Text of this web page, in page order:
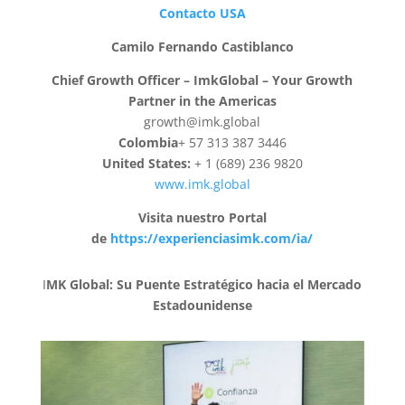
Contacto USA
Camilo Fernando Castiblanco
Chief Growth Officer – ImkGlobal – Your Growth
Partner in the Americas
growth@imk.global
Colombia+ 57 313 387 3446
United States: + 1 (689) 236 9820
www.imk.global
Visita nuestro Portal
de https://experienciasimk.com/ia/
IMK Global: Su Puente Estratégico hacia el Mercado
Estadounidense